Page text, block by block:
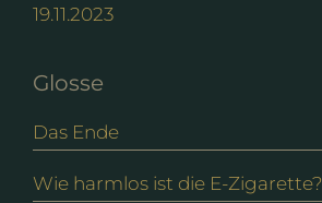
19.11.2023
Glosse
Das Ende
Wie harmlos ist die E-Zigarette?